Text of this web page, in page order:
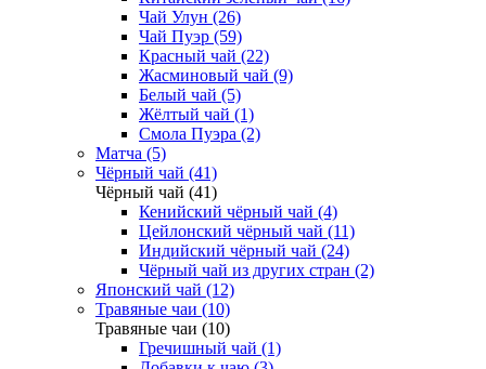
Чай Улун (26)
Чай Пуэр (59)
Красный чай (22)
Жасминовый чай (9)
Белый чай (5)
Жёлтый чай (1)
Смола Пуэра (2)
Матча (5)
Чёрный чай (41)
Чёрный чай (41)
Кенийский чёрный чай (4)
Цейлонский чёрный чай (11)
Индийский чёрный чай (24)
Чёрный чай из других стран (2)
Японский чай (12)
Травяные чаи (10)
Травяные чаи (10)
Гречишный чай (1)